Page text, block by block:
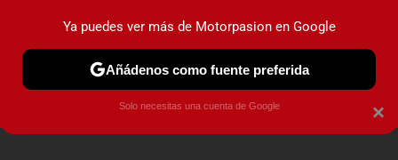
PRUEBAS COCHES ELÉCTRICOS OBSERVATORIO
×
Ya puedes ver más de Motorpasion en Google
Añádenos como fuente preferida
Solo necesitas una cuenta de Google